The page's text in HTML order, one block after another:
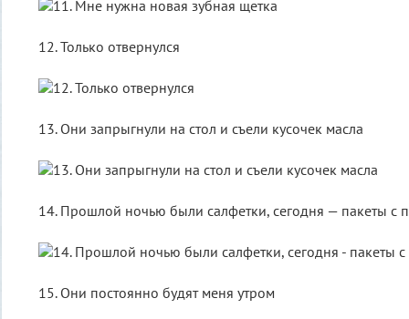
12. Только отвернулся
13. Они запрыгнули на стол и съели кусочек масла
14. Прошлой ночью были салфетки, сегодня — пакеты с
15. Они постоянно будят меня утром